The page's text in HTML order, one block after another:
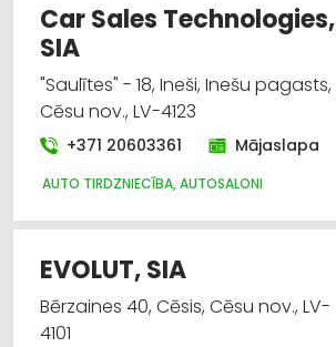
Car Sales Technologies,
SIA
"Saulītes" - 18, Ineši, Inešu pagasts,
Cēsu nov., LV-4123
+371 20603361 Mājaslapa
AUTO TIRDZNIECĪBA, AUTOSALONI
EVOLUT, SIA
Bērzaines 40, Cēsis, Cēsu nov., LV-
4101